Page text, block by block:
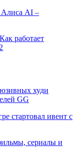
Алиса AI –
работает
худи
GG
стартовал ивент с
сериалы и